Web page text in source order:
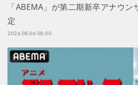
「ABEMA」が第二期新卒アナウ
定
2026.08.06 08:00